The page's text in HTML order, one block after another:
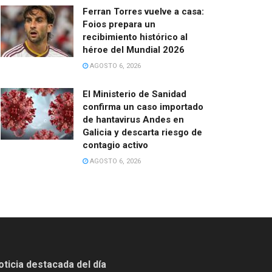
Ferran Torres vuelve a casa:
Foios prepara un
recibimiento histórico al
héroe del Mundial 2026
AGOSTO 6, 2026
El Ministerio de Sanidad
confirma un caso importado
de hantavirus Andes en
Galicia y descarta riesgo de
contagio activo
AGOSTO 6, 2026
destacada del día